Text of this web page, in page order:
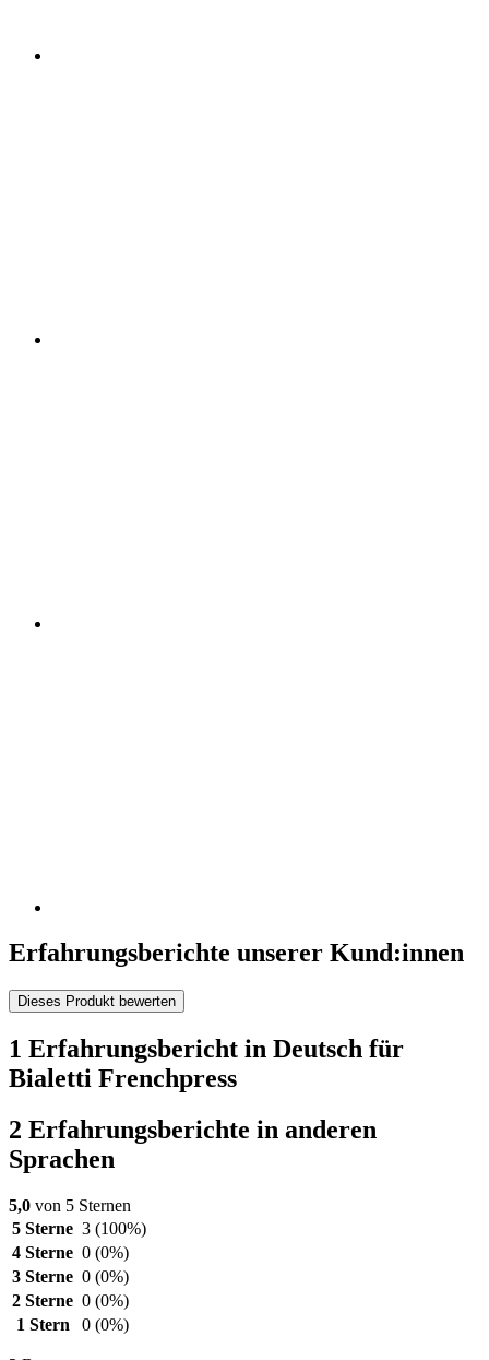
Erfahrungsberichte unserer Kund:innen
Dieses Produkt bewerten
1 Erfahrungsbericht in Deutsch für
Bialetti Frenchpress
2 Erfahrungsberichte in anderen
Sprachen
5,0 von 5 Sternen
5 Sterne 3 (100%)
4 Sterne 0 (0%)
3 Sterne 0 (0%)
2 Sterne 0 (0%)
1 Stern
0 (0%)